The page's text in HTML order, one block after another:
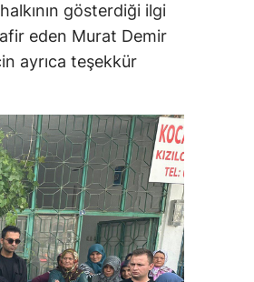
gösterdiği ilgi
eden Murat Demir
ayrıca teşekkür